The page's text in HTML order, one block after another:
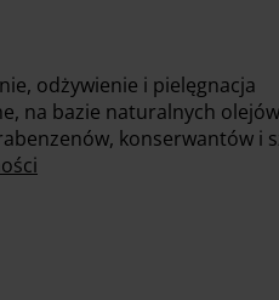
odżywienie i pielęgnacja
na bazie naturalnych
konserwantów i